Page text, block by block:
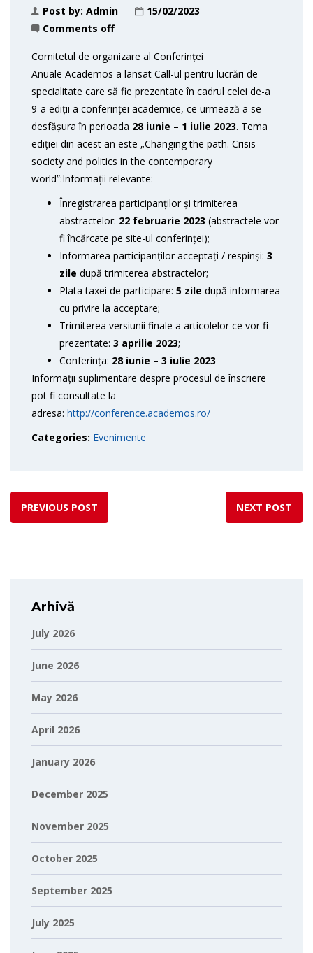
Post by: Admin
15/02/2023
Comments off
Comitetul de organizare al Conferinței
Anuale Academos a lansat Call-ul pentru lucrări de
specialitate care să fie prezentate în cadrul celei de-a
9-a ediții a conferinței academice, ce urmează a se
desfășura în perioada 28 iunie – 1 iulie 2023. Tema
ediției din acest an este „Changing the path. Crisis
society and politics in the contemporary
world”:Informații relevante:
Înregistrarea participanților și trimiterea
abstractelor: 22 februarie 2023 (abstractele vor
fi încărcate pe site-ul conferinței);
Informarea participanților acceptați / respinși: 3
zile după trimiterea abstractelor;
Plata taxei de participare: 5 zile după informarea
cu privire la acceptare;
Trimiterea versiunii finale a articolelor ce vor fi
prezentate: 3 aprilie 2023;
Conferința: 28 iunie – 3 iulie 2023
Informații suplimentare despre procesul de înscriere
pot fi consultate la
adresa: http://conference.academos.ro/
Categories: Evenimente
PREVIOUS POST NEXT POST
Arhivă
July 2026
June 2026
May 2026
April 2026
January 2026
December 2025
November 2025
October 2025
September 2025
July 2025